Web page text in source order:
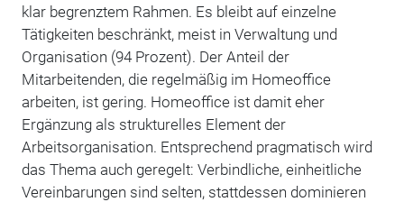
klar begrenztem Rahmen. Es bleibt auf einzelne
Tätigkeiten beschränkt, meist in Verwaltung und
Organisation (94 Prozent). Der Anteil der
Mitarbeitenden, die regelmäßig im Homeoffice
arbeiten, ist gering. Homeoffice ist damit eher
Ergänzung als strukturelles Element der
Arbeitsorganisation. Entsprechend pragmatisch wird
das Thema auch geregelt: Verbindliche, einheitliche
Vereinbarungen sind selten, stattdessen dominieren